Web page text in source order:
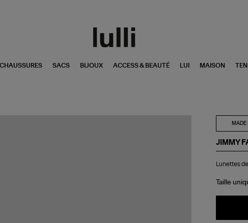
CHAUSSURES SACS BIJOUX ACCESS & BEAUTÉ LUI MAISON
MADE
JIMMY
de
Emilio
Lunettes
Taille